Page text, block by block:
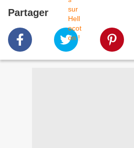
Partager